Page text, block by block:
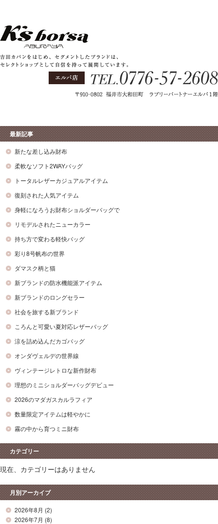
最新記事
新たな差し込み財布
柔軟なソフト2WAYバッグ
トータルレザーカジュアルアイテム
復刻された人気アイテム
身軽になろうお財布ショルダーバッグで
リモデルされたニューカラー
持ち方で変わる軽快バッグ
彩り8号帆布の世界
ダマスク柄と猫
新ブランドの防水機能派アイテム
新ブランドのロングセラー
社会を旅する新ブランド
ころんと可愛い夏対応レザーバッグ
涼を詰め込んだカゴバッグ
オンダヴェルデの世界線
ヴィンテージレトロな新作財布
理想のミニショルダーバッグデビュー
2026のマダガスカルラフィア
数量限定アイテムは軽やかに
霧の中から育つミニ財布
カテゴリー
現在、カテゴリーはありません
月別アーカイブ
2026年8月 (2)
2026年7月 (8)